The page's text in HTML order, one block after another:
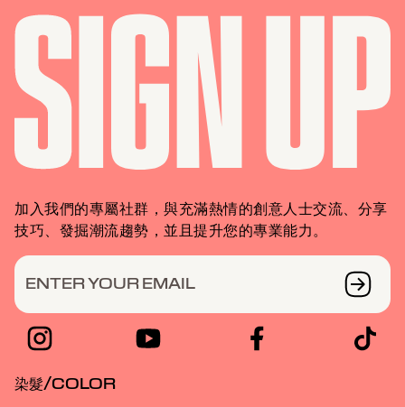
加入我們的專屬社群，與充滿熱情的創意人士交流、分享
技巧、發掘潮流趨勢，並且提升您的專業能力。
ENTER YOUR EMAIL
染髮/COLOR